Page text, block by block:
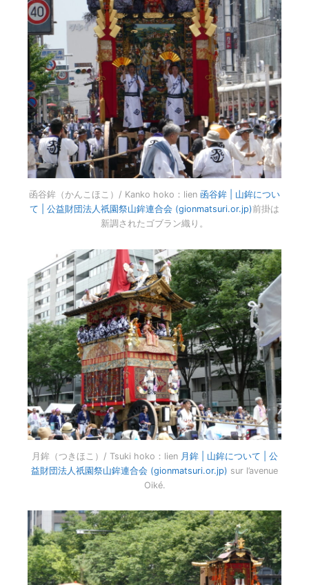
函谷鉾（かんこほこ）/ Kanko hoko：lien 函谷鉾 | 山鉾につい
て | 公益財団法人祇園祭山鉾連合会 (gionmatsuri.or.jp)前掛は
新調されたゴブラン織り。
月鉾（つきほこ）/ Tsuki hoko：lien 月鉾 | 山鉾について | 公
益財団法人祇園祭山鉾連合会 (gionmatsuri.or.jp) sur l’avenue
Oiké.